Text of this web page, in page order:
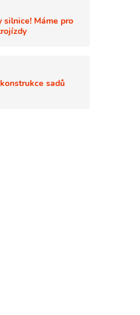
silnice! Máme pro
sadů